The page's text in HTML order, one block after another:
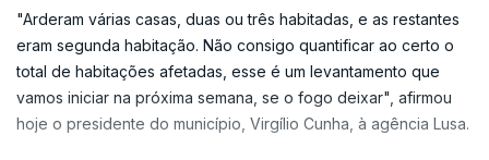
"Arderam várias casas, duas ou três habitadas, e as restantes
eram segunda habitação. Não consigo quantificar ao certo o
total de habitações afetadas, esse é um levantamento que
vamos iniciar na próxima semana, se o fogo deixar", afirmou
hoje o presidente do município, Virgílio Cunha, à agência Lusa.